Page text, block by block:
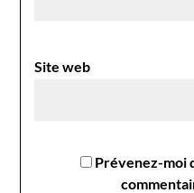
Site web
Prévenez-moi